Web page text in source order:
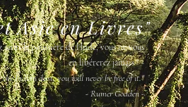
la poussière de l'Inde, vous ne vous
en libérerez jamais " -
the Indian dust, you will never be free of it."
- Rumer Godden -
Asie en Livres"